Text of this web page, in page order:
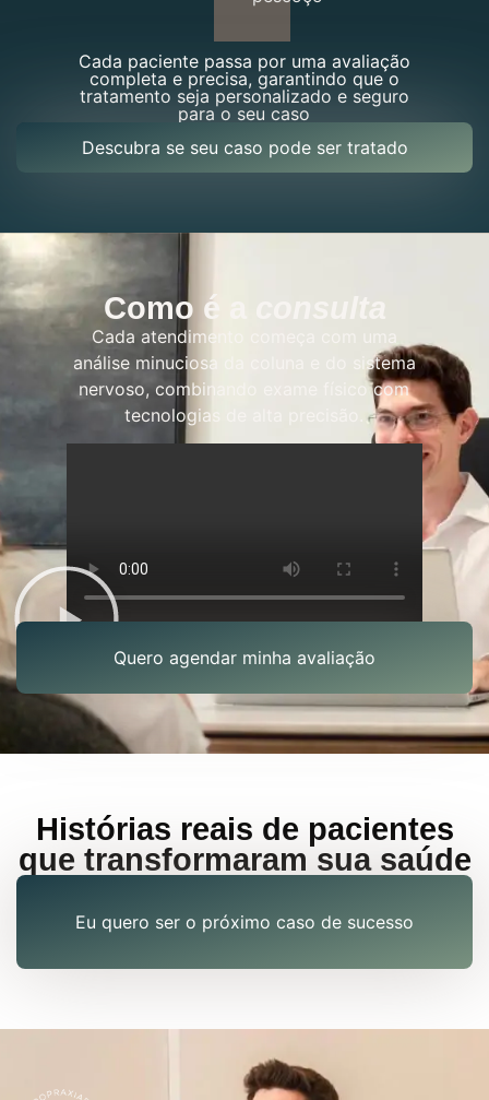
Cada paciente passa por uma avaliação
completa e precisa, garantindo que o
tratamento seja personalizado e seguro
para o seu caso
Descubra se seu caso pode ser tratado
Como é a consulta
Cada atendimento começa com uma
análise minuciosa da coluna e do sistema
nervoso, combinando exame físico com
tecnologias de alta precisão.
Quero agendar minha avaliação
Histórias reais de pacientes
que transformaram sua saúde
Eu quero ser o próximo caso de sucesso